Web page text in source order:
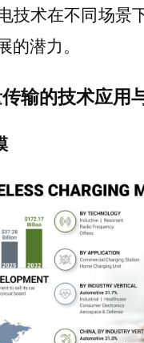
技术在不同场景
的潜力。
输的技术应用